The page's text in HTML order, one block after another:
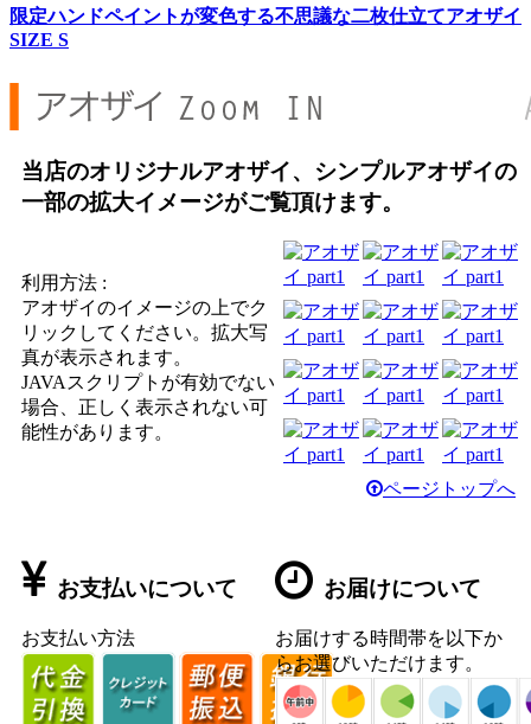
限定ハンドペイントが変色する不思議な二枚仕立てアオザイ
SIZE S
当店のオリジナルアオザイ、シンプルアオザイの
一部の拡大イメージがご覧頂けます。
利用方法 :
アオザイのイメージの上でク
リックしてください。拡大写
真が表示されます。
JAVAスクリプトが有効でない
場合、正しく表示されない可
能性があります。
ページトップへ
お支払いについて
お支払い方法
お届けについて
お届けする時間帯を以下か
らお選びいただけます。